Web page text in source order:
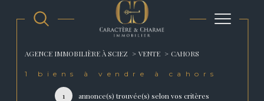
AGENCE IMMOBILIÈRE À SCIEZ VENTE CAHORS
1 biens à vendre à cahors
1 annonce(s) trouvée(s) selon vos critères